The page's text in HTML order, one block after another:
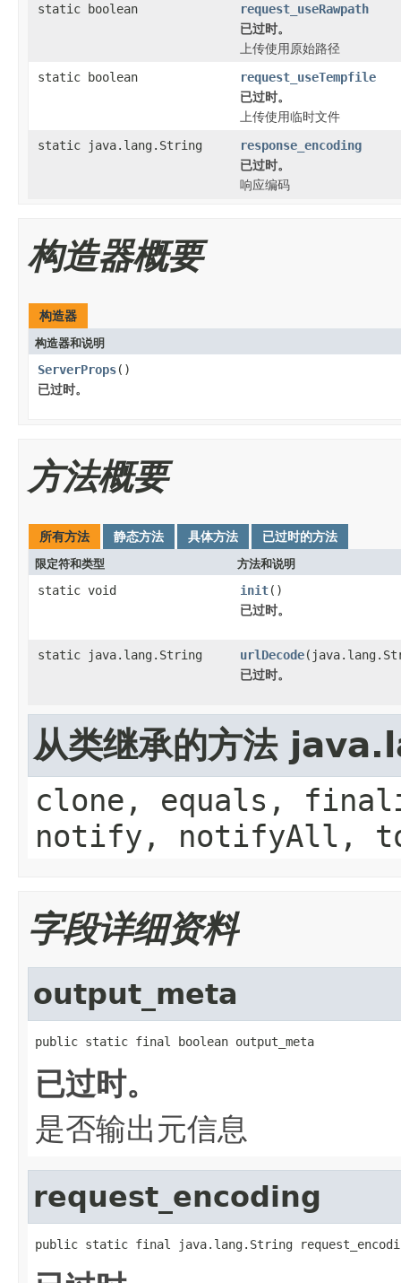
static boolean
request_useRawpath
已过时。
上传使用原始路径
static boolean
request_useTempfile
已过时。
上传使用临时文件
static java.lang.String
response_encoding
已过时。
响应编码
构造器概要
构造器
构造器和说明
ServerProps()
已过时。
方法概要
所有方法 静态方法 具体方法 已过时的方法
限定符和类型 方法和说明
static void init()
已过时。
static java.lang.String urlDecode
已过时。
从类继承的方法
clone, equals,
notify, notifyAll,
字段详细资料
output_meta
public static final boolean output_meta
已过时。
是否输出元信息
request_encoding
public static final java.lang.String